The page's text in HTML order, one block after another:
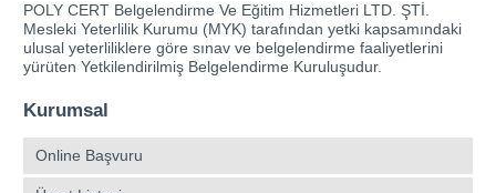
POLY CERT Belgelendirme Ve Eğitim Hizmetleri LTD. ŞTİ.
Mesleki Yeterlilik Kurumu (MYK) tarafından yetki kapsamındaki
ulusal yeterliliklere göre sınav ve belgelendirme faaliyetlerini
yürüten Yetkilendirilmiş Belgelendirme Kuruluşudur.
Kurumsal
Online Başvuru